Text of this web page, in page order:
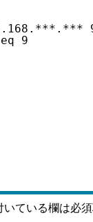
9
いている欄は必